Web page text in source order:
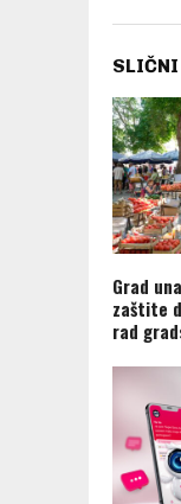
SLIČNI
Grad
zaštite
rad